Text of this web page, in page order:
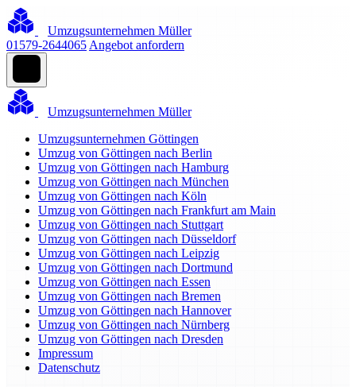
Umzugsunternehmen Müller
01579-2644065 Angebot anfordern
Umzugsunternehmen Müller
Umzugsunternehmen Göttingen
Umzug von Göttingen nach Berlin
Umzug von Göttingen nach Hamburg
Umzug von Göttingen nach München
Umzug von Göttingen nach Köln
Umzug von Göttingen nach Frankfurt am Main
Umzug von Göttingen nach Stuttgart
Umzug von Göttingen nach Düsseldorf
Umzug von Göttingen nach Leipzig
Umzug von Göttingen nach Dortmund
Umzug von Göttingen nach Essen
Umzug von Göttingen nach Bremen
Umzug von Göttingen nach Hannover
Umzug von Göttingen nach Nürnberg
Umzug von Göttingen nach Dresden
Impressum
Datenschutz